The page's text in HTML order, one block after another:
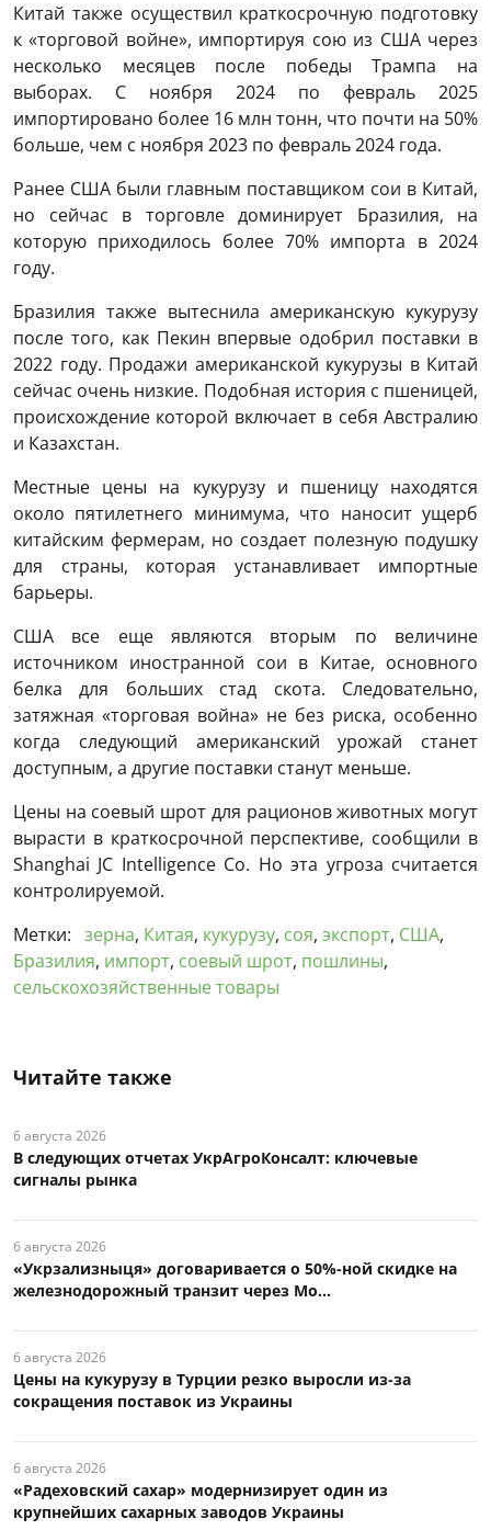
Китай также осуществил краткосрочную подготовку
к «торговой войне», импортируя сою из США через
несколько месяцев после победы Трампа на
выборах. С ноября 2024 по февраль 2025
импортировано более 16 млн тонн, что почти на 50%
больше, чем с ноября 2023 по февраль 2024 года.
Ранее США были главным поставщиком сои в Китай,
но сейчас в торговле доминирует Бразилия, на
которую приходилось более 70% импорта в 2024
году.
Бразилия также вытеснила американскую кукурузу
после того, как Пекин впервые одобрил поставки в
2022 году. Продажи американской кукурузы в Китай
сейчас очень низкие. Подобная история с пшеницей,
происхождение которой включает в себя Австралию
и Казахстан.
Местные цены на кукурузу и пшеницу находятся
около пятилетнего минимума, что наносит ущерб
китайским фермерам, но создает полезную подушку
для страны, которая устанавливает импортные
барьеры.
США все еще являются вторым по величине
источником иностранной сои в Китае, основного
белка для больших стад скота. Следовательно,
затяжная «торговая война» не без риска, особенно
когда следующий американский урожай станет
доступным, а другие поставки станут меньше.
Цены на соевый шрот для рационов животных могут
вырасти в краткосрочной перспективе, сообщили в
Shanghai JC Intelligence Co. Но эта угроза считается
контролируемой.
Метки: зерна, Китая, кукурузу, соя, экспорт, США,
Бразилия, импорт, соевый шрот, пошлины,
сельскохозяйственные товары
Читайте также
6 августа 2026
В следующих отчетах УкрАгроКонсалт: ключевые
сигналы рынка
6 августа 2026
«Укрзализныця» договаривается о 50%-ной скидке на
железнодорожный транзит через Мо...
6 августа 2026
Цены на кукурузу в Турции резко выросли из-за
сокращения поставок из Украины
6 августа 2026
«Радеховский сахар» модернизирует один из
крупнейших сахарных заводов Украины